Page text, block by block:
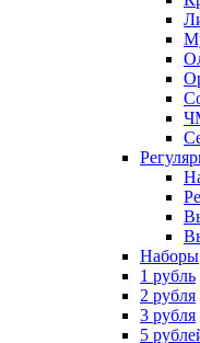
Наборы
1 рубль
2 рубля
3 рубля
5